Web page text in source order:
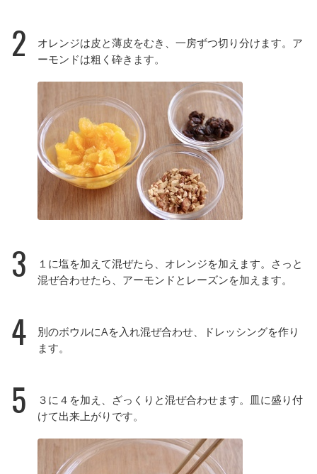
2
オレンジは皮と薄皮をむき、一房ずつ切り分けます。ア
ーモンドは粗く砕きます。
3
１に塩を加えて混ぜたら、オレンジを加えます。さっと
混ぜ合わせたら、アーモンドとレーズンを加えます。
4
別のボウルにAを入れ混ぜ合わせ、ドレッシングを作り
ます。
5
３に４を加え、ざっくりと混ぜ合わせます。皿に盛り付
けて出来上がりです。